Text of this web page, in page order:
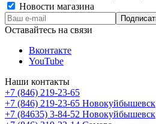
Новости магазина
Оставайтесь на связи
Вконтакте
YouTube
Наши контакты
+7 (846) 219-23-65
+7 (846) 219-23-65 Новокуйбышевск
+7 (84635) 3-84-52 Новокуйбышевск